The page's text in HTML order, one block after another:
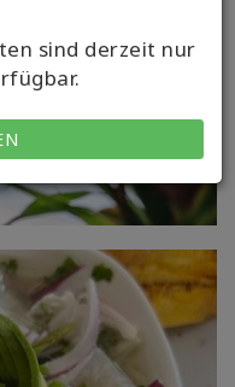
sind derzeit nur